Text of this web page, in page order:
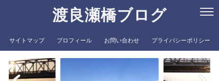
渡良瀬橋ブログ
サイトマップ プロフィール お問い合わせ プライバシーポリシー